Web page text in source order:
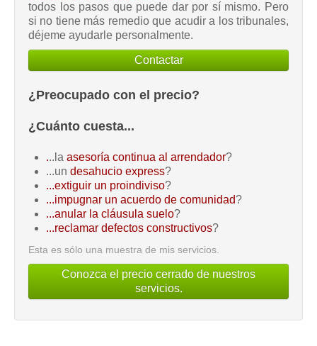
todos los pasos que puede dar por sí mismo. Pero
si no tiene más remedio que acudir a los tribunales,
déjeme ayudarle personalmente.
Contactar
¿Preocupado con el precio?
¿Cuánto cuesta...
...la asesoría continua al arrendador?
...un desahucio express?
...extiguir un proindiviso?
...impugnar un acuerdo de comunidad?
...anular la cláusula suelo?
...reclamar defectos constructivos?
Esta es sólo una muestra de mis servicios.
Conozca el precio cerrado de nuestros
servicios.